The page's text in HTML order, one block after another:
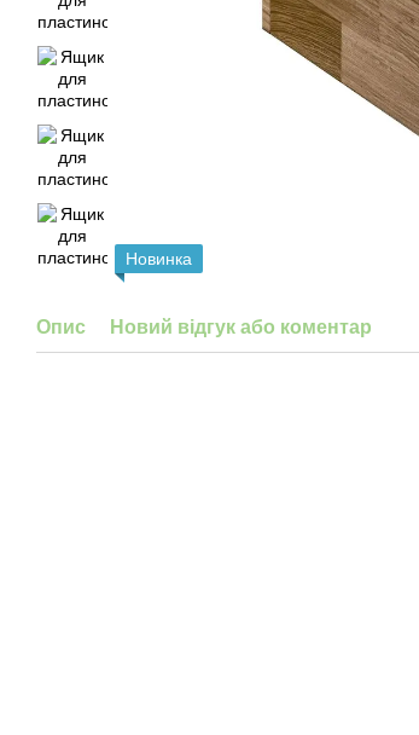
Новинка
Опис Новий відгук або коментар